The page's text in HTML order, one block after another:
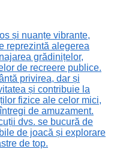
și nuanțe vibrante,
reprezintă alegerea
grădinițelor,
de recreere publice.
privirea, dar și
și contribuie la
fizice ale celor mici,
de amuzament.
dvs. se bucură de
de joacă și explorare
de top.